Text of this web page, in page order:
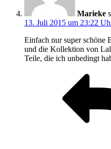
Marieke
13. Juli 2015 um 23:22
Einfach nur super schöne
und die Kollektion von
Teile, die ich unbedingt